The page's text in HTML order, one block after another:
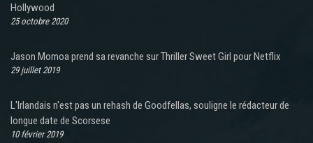
Hollywood
25 octobre 2020
Jason Momoa prend sa revanche sur Thriller Sweet Girl pour Netflix
29 juillet 2019
L'Irlandais n'est pas un rehash de Goodfellas, souligne le rédacteur de
longue date de Scorsese
10 février 2019